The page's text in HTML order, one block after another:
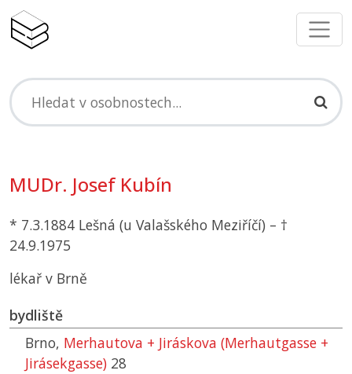
MUDr. Josef Kubín
* 7.3.1884 Lešná (u Valašského Meziříčí) – †
24.9.1975
lékař v Brně
bydliště
Brno, Merhautova + Jiráskova (Merhautgasse +
Jirásekgasse) 28